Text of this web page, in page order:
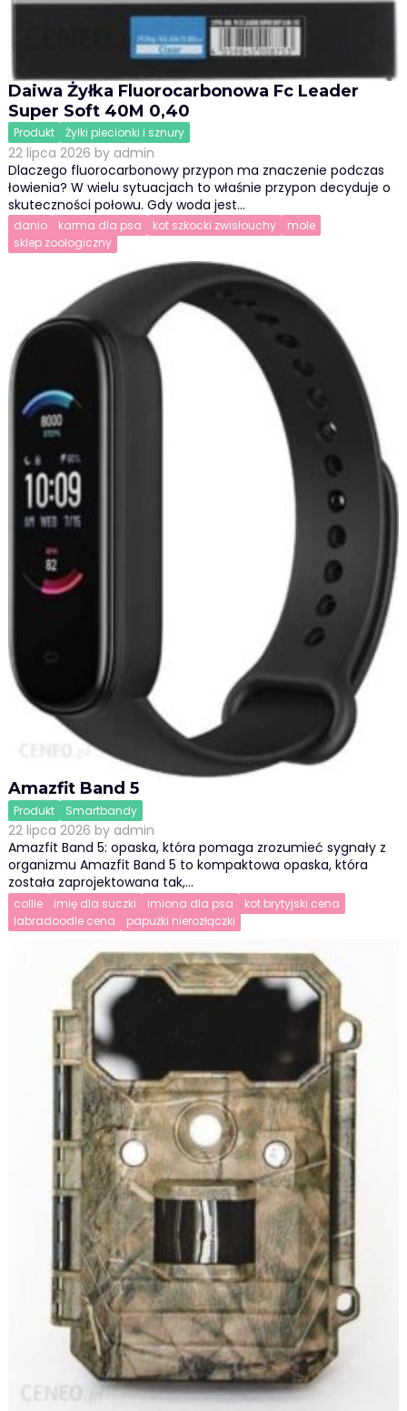
Daiwa Żyłka Fluorocarbonowa Fc Leader
Super Soft 40M 0,40
Produkt Żyłki plecionki i sznury
22 lipca 2026 by admin
Dlaczego fluorocarbonowy przypon ma znaczenie podczas
łowienia? W wielu sytuacjach to właśnie przypon decyduje o
skuteczności połowu. Gdy woda jest…
danio karma dla psa kot szkocki zwisłouchy
mole
sklep zoologiczny
Amazfit Band 5
Produkt Smartbandy
22 lipca 2026 by admin
Amazfit Band 5: opaska, która pomaga zrozumieć sygnały z
organizmu Amazfit Band 5 to kompaktowa opaska, która
została zaprojektowana tak,…
collie imię dla suczki imiona dla psa
kot brytyjski cena
labradoodle cena
papużki nierozłączki